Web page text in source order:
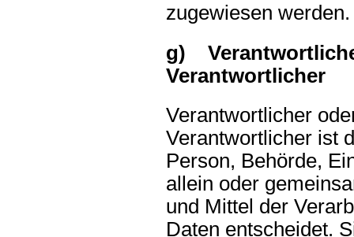
zugewiesen werden.
g)
Verantwortlicher
Verantwortlicher
Verantwortlicher ist
Person, Behörde,
allein oder
und Mittel der
Daten entscheidet.